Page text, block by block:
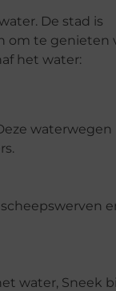
De stad is
om te genieten
het water:
waterwegen
water, Sneek